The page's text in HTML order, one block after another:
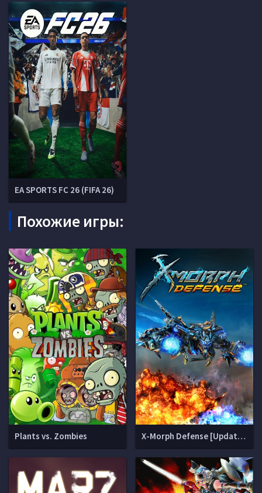
EA SPORTS FC 26 (FIFA 26)
Похожие игры:
Plants vs. Zombies X-Morph Defense [Update 9 + 3 DLC]